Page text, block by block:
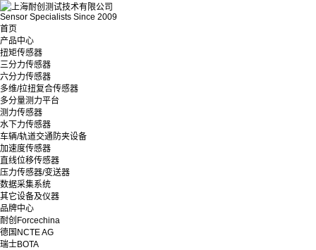
Sensor Specialists Since 2009
首页
产品中心
扭矩传感器
三分力传感器
六分力传感器
多维/拉扭复合传感器
多分量测力平台
测力传感器
水下力传感器
车辆/轨道交通防夹设备
加速度传感器
直线位移传感器
压力传感器/变送器
数据采集系统
其它设备及仪器
品牌中心
耐创Forcechina
德国NCTE AG
瑞士BOTA